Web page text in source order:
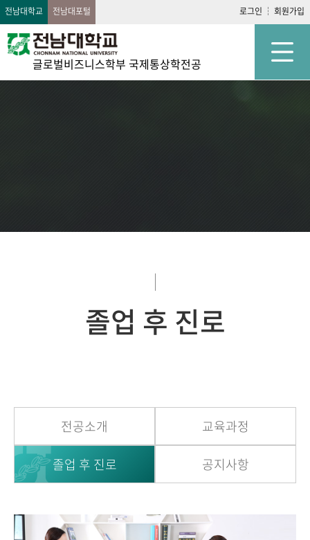
전남대학교 전남대포털 로그인 회원가입
글로벌비즈니스학부 국제통상학전공
졸업 후 진로
전공소개 교육과정
졸업 후 진로 공지사항